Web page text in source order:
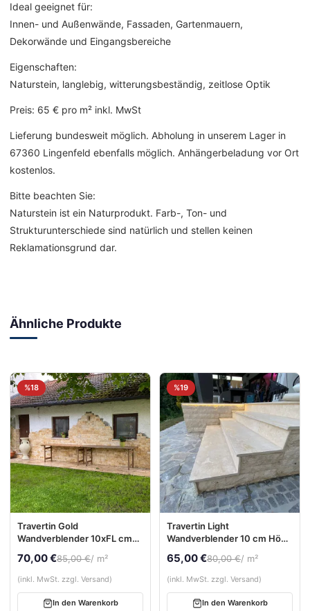
Ideal geeignet für:
Innen- und Außenwände, Fassaden, Gartenmauern,
Dekorwände und Eingangsbereiche
Eigenschaften:
Naturstein, langlebig, witterungsbeständig, zeitlose Optik
Preis: 65 € pro m² inkl. MwSt
Lieferung bundesweit möglich. Abholung in unserem Lager in
67360 Lingenfeld ebenfalls möglich. Anhängerbeladung vor Ort
kostenlos.
Bitte beachten Sie:
Naturstein ist ein Naturprodukt. Farb-, Ton- und
Strukturunterschiede sind natürlich und stellen keinen
Reklamationsgrund dar.
Ähnliche Produkte
%18
Travertin Gold
Wandverblender 10xFL cm
70,00 €85,00 €/ m²
(inkl. MwSt. zzgl. Versand)
In den Warenkorb
%19
Travertin Light
Wandverblender 10 cm Höhe
65,00 €80,00 €/ m²
(inkl. MwSt. zzgl. Versand)
In den Warenkorb